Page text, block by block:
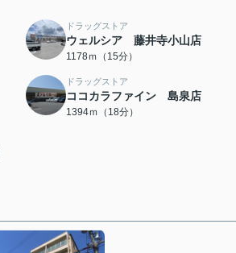
ドラッグストア
ウェルシア 藤井寺小山店
1178ｍ（15分）
ドラッグストア
ココカラファイン 島泉店
1394ｍ（18分）